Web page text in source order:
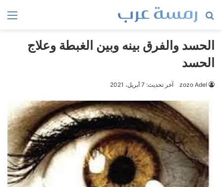
بحث
الحسد والفرق بينه وبين الغبطة وعلاج
الحسد
zozo Adel آخر تحديث: 7 أبريل، 2021